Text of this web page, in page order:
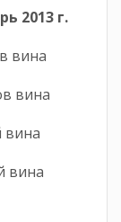
2013 г.
вина
вина
вина
вина